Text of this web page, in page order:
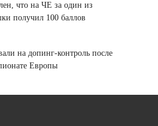
что на ЧЕ за один из
получил 100 баллов
на допинг-контроль после
Европы